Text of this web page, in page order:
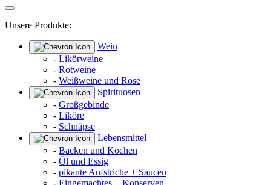
Unsere Produkte:
Wein
- Likörweine
- Rotweine
- Weißweine und Rosé
Spirituosen
- Großgebinde
- Liköre
- Schnäpse
Lebensmittel
- Backen und Kochen
- Öl und Essig
- pikante Aufstriche + Saucen
- Eingemachtes + Konserven